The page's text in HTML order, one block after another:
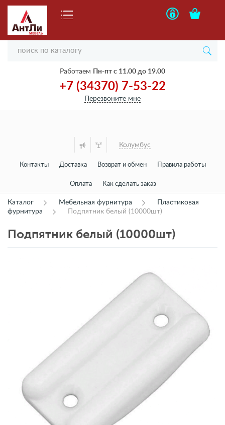
Работаем Пн-пт с 11.00 до 19.00
+7 (34370) 7-53-22
Перезвоните мне
Колумбус
Контакты Доставка Возврат и обмен Правила работы
Оплата Как сделать заказ
Каталог Мебельная фурнитура
Пластиковая
фурнитура
Подпятник белый (10000шт)
Подпятник белый (10000шт)